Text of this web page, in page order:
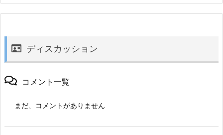
ディスカッション
コメント一覧
まだ、コメントがありません